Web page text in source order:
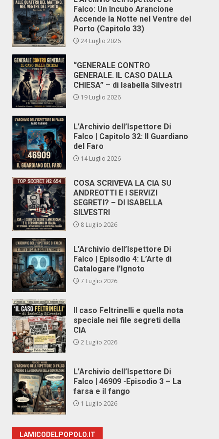
Falco: Un Incubo Arancione
Accende la Notte nel Ventre del
Porto (Capitolo 33)
24 Luglio 2026
“GENERALE CONTRO
GENERALE. IL CASO DALLA
CHIESA” – di Isabella Silvestri
19 Luglio 2026
L’Archivio dell’Ispettore Di
Falco | Capitolo 32: Il Guardiano
del Faro
14 Luglio 2026
COSA SCRIVEVA LA CIA SU
ANDREOTTI E I SERVIZI
SEGRETI? – DI ISABELLA
SILVESTRI
8 Luglio 2026
L’Archivio dell’Ispettore Di
Falco | Episodio 4: L’Arte di
Catalogare l’Ignoto
7 Luglio 2026
Il caso Feltrinelli e quella nota
speciale nei file segreti della
CIA
2 Luglio 2026
L’Archivio dell’Ispettore Di
Falco | 46909 -Episodio 3 – La
farsa e il fango
1 Luglio 2026
LAMICODELPOPOLO.IT